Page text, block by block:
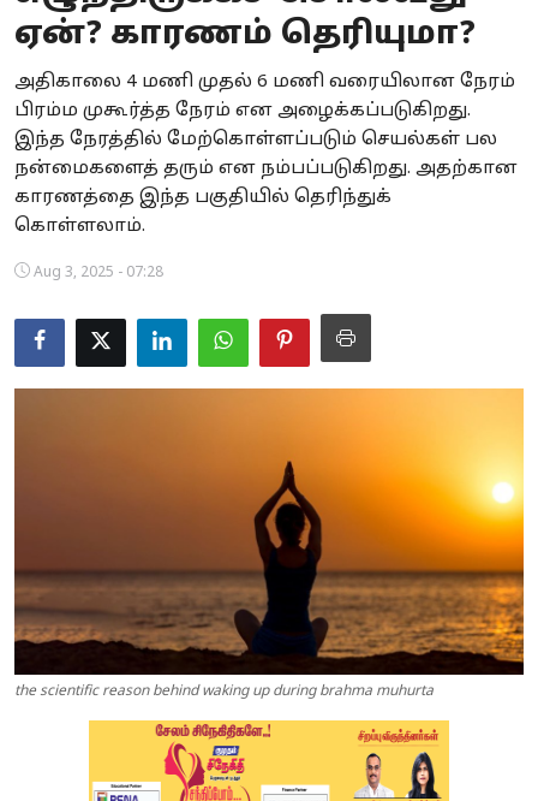
Business
Crime
Tamilnadu
National
Spirituality
ஏன்? காரணம் தெரியுமா?
அதிகாலை 4 மணி முதல் 6 மணி வரையிலான நேரம்
பிரம்ம முகூர்த்த நேரம் என அழைக்கப்படுகிறது.
இந்த நேரத்தில் மேற்கொள்ளப்படும் செயல்கள் பல
நன்மைகளைத் தரும் என நம்பப்படுகிறது. அதற்கான
காரணத்தை இந்த பகுதியில் தெரிந்துக்
கொள்ளலாம்.
Aug 3, 2025 - 07:28
the scientific reason behind waking up during brahma muhurta